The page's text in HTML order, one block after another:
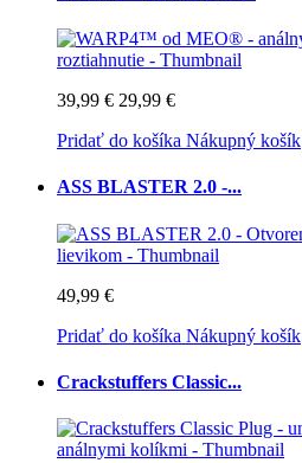
39,99 € 29,99 €
Pridať do košíka Nákupný košík
ASS BLASTER 2.0 -...
49,99 €
Pridať do košíka Nákupný košík
Crackstuffers Classic...